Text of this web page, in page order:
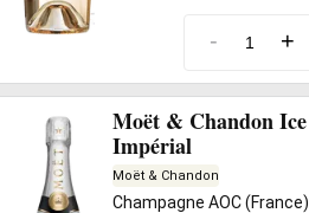
- +
Moët & Chandon Ice
Impérial
Moët & Chandon
Champagne AOC (France)